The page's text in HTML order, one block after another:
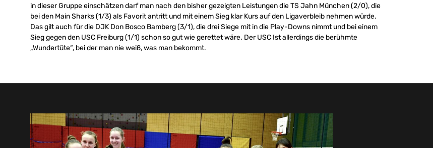
in dieser Gruppe einschätzen darf man nach den bisher gezeigten Leistungen die TS Jahn München (2/0), die
bei den Main Sharks (1/3) als Favorit antritt und mit einem Sieg klar Kurs auf den Ligaverbleib nehmen würde.
Das gilt auch für die DJK Don Bosco Bamberg (3/1), die drei Siege mit in die Play-Downs nimmt und bei einem
Sieg gegen den USC Freiburg (1/1) schon so gut wie gerettet wäre. Der USC Ist allerdings die berühmte
„Wundertüte“, bei der man nie weiß, was man bekommt.